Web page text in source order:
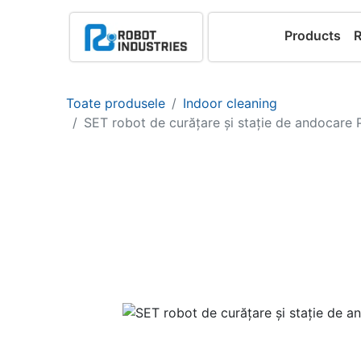
Products
Toate produsele
Indoor cleaning
SET robot de curățare și stație de andocare